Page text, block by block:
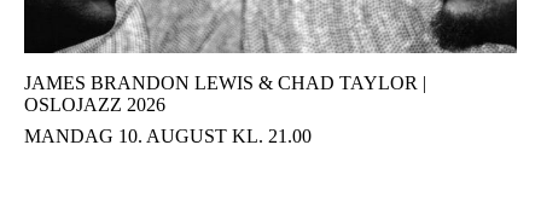
JAMES BRANDON LEWIS & CHAD TAYLOR |
OSLOJAZZ 2026
MANDAG 10. AUGUST KL. 21.00